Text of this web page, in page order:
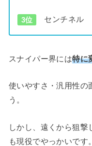
3位 センチネル
スナイパー界には特に
使いやすさ・汎用性の
う。
しかし、遠くから狙
も現役でやっかいです。